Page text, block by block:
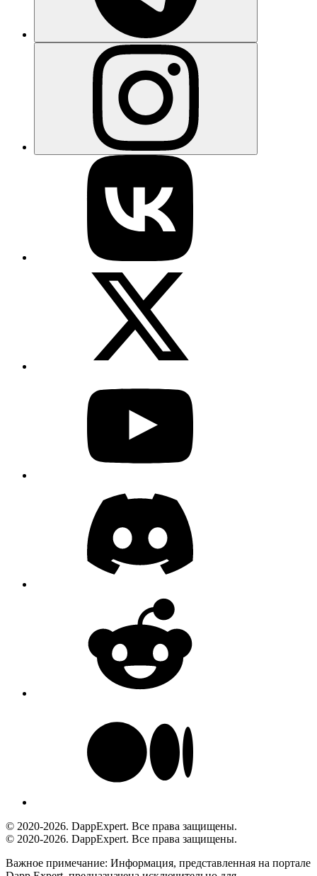
© 2020-2026. DappExpert. Все права защищены.
© 2020-2026. DappExpert. Все права защищены.
Важное примечание: Информация, представленная на портале